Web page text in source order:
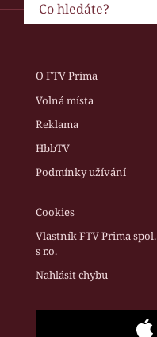
O FTV Prima
Volná místa
Reklama
HbbTV
Podmínky užívání
Cookies
Vlastník FTV Prima spol.
s r.o.
Nahlásit chybu